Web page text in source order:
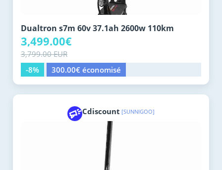
Dualtron s7m 60v 37.1ah 2600w 110km
3,499.00€
3,799.00 EUR
-8%
300.00€ économisé
Cdiscount [SUNNIGOO]